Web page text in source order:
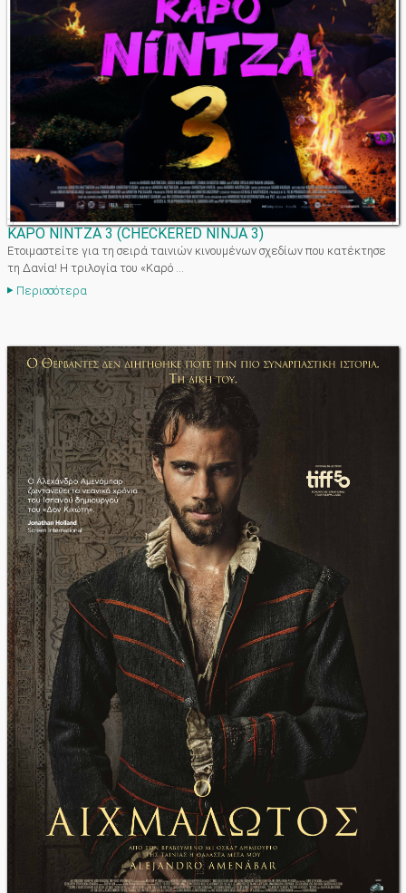
ΚΑΡΟ ΝΙΝΤΖΑ 3(CHECKERED NINJA 3)
Ετοιμαστείτε για τη σειρά ταινιών κινουμένων σχεδίων που κατέκτησε
τη Δανία! Η τριλογία του «Καρό ...
Περισσότερα